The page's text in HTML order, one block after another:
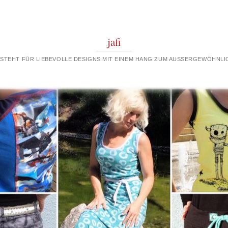
jafi
FÜR LIEBEVOLLE DESIGNS MIT EINEM HANG ZUM